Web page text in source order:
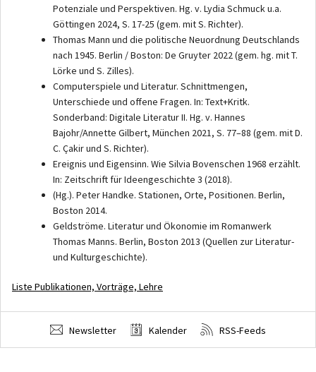
Potenziale und Perspektiven. Hg. v. Lydia Schmuck u.a.
Göttingen 2024, S. 17-25 (gem. mit S. Richter).
Thomas Mann und die politische Neuordnung Deutschlands
nach 1945. Berlin / Boston: De Gruyter 2022 (gem. hg. mit T.
Lörke und S. Zilles).
Computerspiele und Literatur. Schnittmengen,
Unterschiede und offene Fragen. In: Text+Kritk.
Sonderband: Digitale Literatur II. Hg. v. Hannes
Bajohr/Annette Gilbert, München 2021, S. 77–88 (gem. mit D.
C. Çakir und S. Richter).
Ereignis und Eigensinn. Wie Silvia Bovenschen 1968 erzählt.
In: Zeitschrift für Ideengeschichte 3 (2018).
(Hg.). Peter Handke. Stationen, Orte, Positionen. Berlin,
Boston 2014.
Geldströme. Literatur und Ökonomie im Romanwerk
Thomas Manns. Berlin, Boston 2013 (Quellen zur Literatur-
und Kulturgeschichte).
Liste Publikationen, Vorträge, Lehre
Newsletter Kalender RSS-Feeds